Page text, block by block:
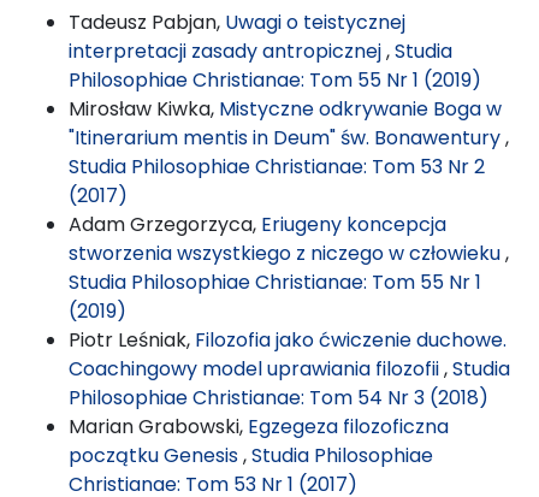
Tadeusz Pabjan, Uwagi o teistycznej
interpretacji zasady antropicznej,Studia
Philosophiae Christianae: Tom 55 Nr 1 (2019)
Mirosław Kiwka, Mistyczne odkrywanie Boga w
"Itinerarium mentis in Deum" św. Bonawentury,
Studia Philosophiae Christianae: Tom 53 Nr 2
(2017)
Adam Grzegorzyca, Eriugeny koncepcja
stworzenia wszystkiego z niczego w człowieku,
Studia Philosophiae Christianae: Tom 55 Nr 1
(2019)
Piotr Leśniak, Filozofia jako ćwiczenie duchowe.
Coachingowy model uprawiania filozofii,Studia
Philosophiae Christianae: Tom 54 Nr 3 (2018)
Marian Grabowski, Egzegeza filozoficzna
początku Genesis,Studia Philosophiae
Christianae: Tom 53 Nr 1 (2017)